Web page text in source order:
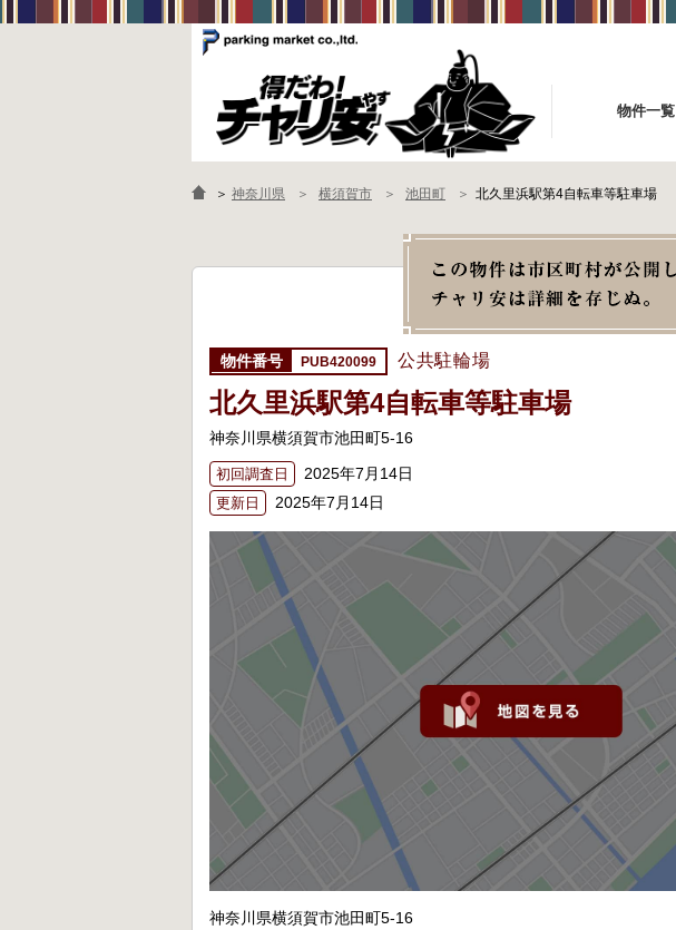
物件一覧
＞ 神奈川県 横須賀市 池田町 北久里浜駅第4自転車等駐車場
PUB420099 公共駐輪場
北久里浜駅第4自転車等駐車場
神奈川県横須賀市池田町5-16
初回調査日 2025年7月14日
更新日 2025年7月14日
神奈川県横須賀市池田町5-16